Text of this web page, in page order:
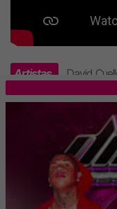
Artistas David